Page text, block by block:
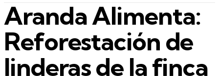
Aranda Alimenta:
Reforestación de
linderas de la finca